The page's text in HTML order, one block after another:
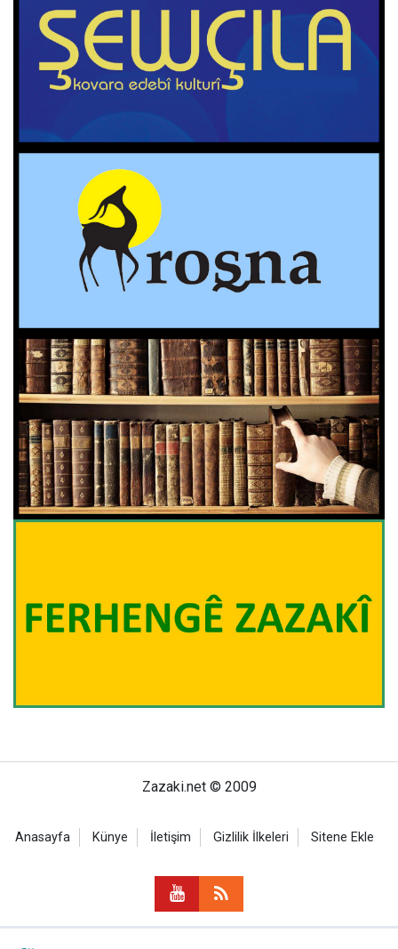
Zazaki.net © 2009
Anasayfa Künye İletişim Gizlilik İlkeleri Sitene Ekle